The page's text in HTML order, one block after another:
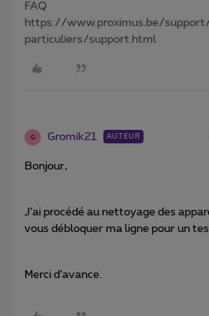
FAQ
https://www.proximus.be/
particuliers/support.html
G Gromik21 AUTEUR
Bonjour,
J’ai procédé au nettoyage des
vous débloquer ma ligne pour un
Merci d’avance.